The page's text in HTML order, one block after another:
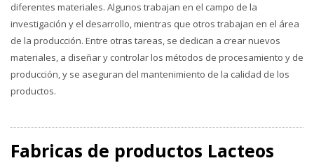
diferentes materiales. Algunos trabajan en el campo de la
investigación y el desarrollo, mientras que otros trabajan en el área
de la producción. Entre otras tareas, se dedican a crear nuevos
materiales, a diseñar y controlar los métodos de procesamiento y de
producción, y se aseguran del mantenimiento de la calidad de los
productos.
Fabricas de productos Lacteos